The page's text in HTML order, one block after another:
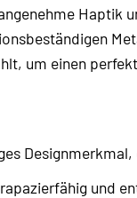
Haptik
um einen
und